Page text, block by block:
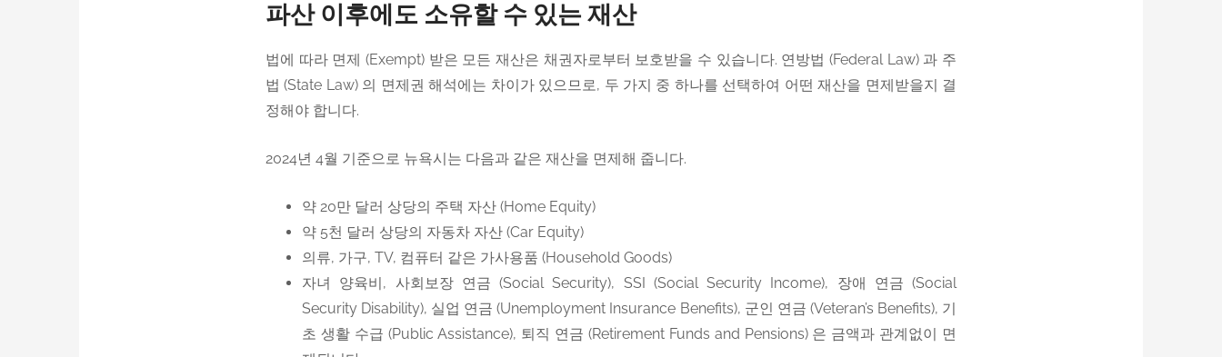
파산 이후에도 소유할 수 있는 재산
법에 따라 면제 (Exempt) 받은 모든 재산은 채권자로부터 보호받을 수 있습니다. 연방법 (Federal Law) 과 주
법 (State Law) 의 면제권 해석에는 차이가 있으므로, 두 가지 중 하나를 선택하여 어떤 재산을 면제받을지 결
정해야 합니다.
2024년 4월 기준으로 뉴욕시는 다음과 같은 재산을 면제해 줍니다.
약 20만 달러 상당의 주택 자산 (Home Equity)
약 5천 달러 상당의 자동차 자산 (Car Equity)
의류, 가구, TV, 컴퓨터 같은 가사용품 (Household Goods)
자녀 양육비, 사회보장 연금 (Social Security), SSI (Social Security Income), 장애 연금 (Social
Security Disability), 실업 연금 (Unemployment Insurance Benefits), 군인 연금 (Veteran’s Benefits), 기
초 생활 수급 (Public Assistance), 퇴직 연금 (Retirement Funds and Pensions) 은 금액과 관계없이 면